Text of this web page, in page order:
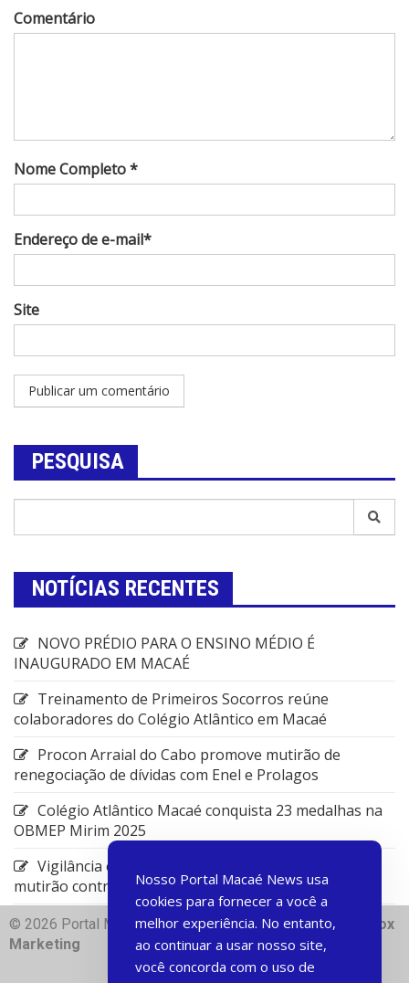
Comentário
Nome Completo *
Endereço de e-mail*
Site
PESQUISA
NOTÍCIAS RECENTES
NOVO PRÉDIO PARA O ENSINO MÉDIO É
INAUGURADO EM MACAÉ
Treinamento de Primeiros Socorros reúne
colaboradores do Colégio Atlântico em Macaé
Procon Arraial do Cabo promove mutirão de
renegociação de dívidas com Enel e Prolagos
Colégio Atlântico Macaé conquista 23 medalhas na
OBMEP Mirim 2025
Vigilância em Saúde de Rio das Ostras promove
mutirão contra arboviroses
© 2026 Portal Macae News | Desenvolvido com♥
Dart Box
Marketing
Nosso Portal Macaé News usa
cookies para fornecer a você a
melhor experiência. No entanto,
ao continuar a usar nosso site,
você concorda com o uso de